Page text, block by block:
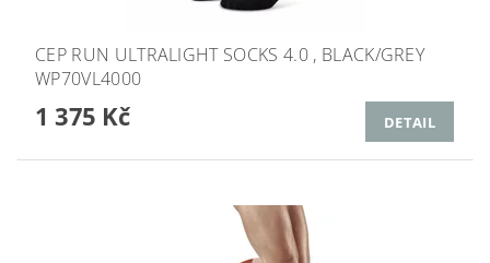
CEP RUN ULTRALIGHT SOCKS 4.0 , BLACK/GREY
WP70VL4000
1 375 Kč DETAIL